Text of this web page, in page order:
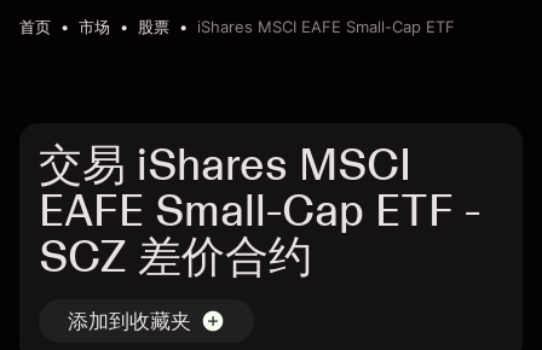
首页 市场 股票 iShares MSCI EAFE Small-Cap ETF
交易 iShares MSCI
EAFE Small-Cap ETF -
SCZ 差价合约
添加到收藏夹